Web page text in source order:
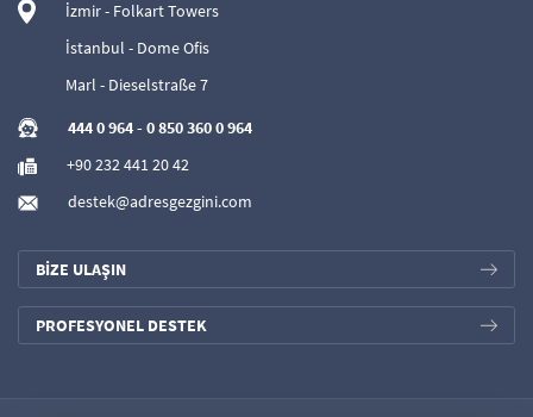
İzmir - Folkart Towers
İstanbul - Dome Ofis
Marl - Dieselstraße 7
444 0 964- 0 850 360 0 964
+90 232 441 20 42
destek@adresgezgini.com
BİZE ULAŞIN
PROFESYONEL DESTEK